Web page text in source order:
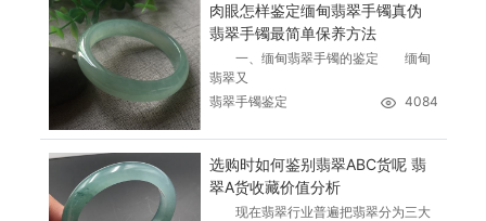
肉眼怎样鉴定缅甸翡翠手镯真伪
翡翠手镯最简单保养方法
一、缅甸翡翠手镯的鉴定 缅甸
翡翠又
翡翠手镯鉴定
4084
选购时如何鉴别翡翠ABC货呢 翡
翠A货收藏价值分析
现在翡翠行业普遍把翡翠分为三大